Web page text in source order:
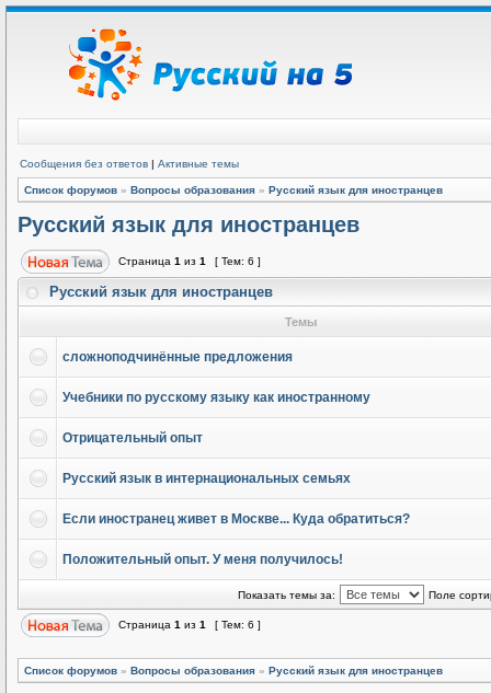
Сообщения без ответов | Активные темы
Список форумов » Вопросы образования » Русский язык для иностранцев
Русский язык для иностранцев
Страница 1 из 1 [ Тем: 6 ]
Русский язык для иностранцев
Темы
сложноподчинённые предложения
Учебники по русскому языку как иностранному
Отрицательный опыт
Русский язык в интернациональных семьях
Если иностранец живет в Москве... Куда обратиться?
Положительный опыт. У меня получилось!
Показать темы за: Поле
Страница 1 из 1 [ Тем: 6 ]
Список форумов » Вопросы образования » Русский язык для иностранцев